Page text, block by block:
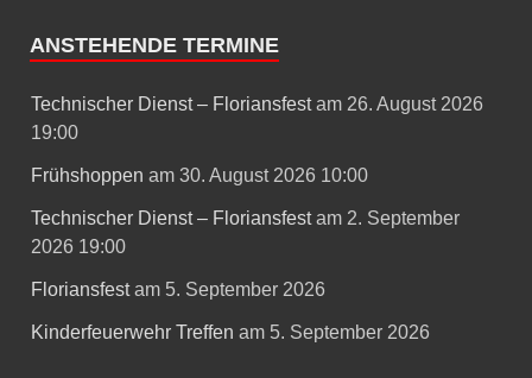
ANSTEHENDE TERMINE
Technischer Dienst – Floriansfestam 26. August 2026
19:00
Frühshoppen am 30. August 2026 10:00
Technischer Dienst – Floriansfestam 2. September
2026 19:00
Floriansfestam 5. September 2026
Kinderfeuerwehr Treffen am 5. September 2026